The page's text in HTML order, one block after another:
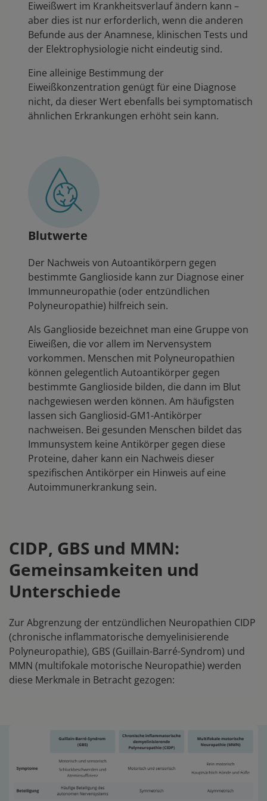
Eiweißwert im Krankheitsverlauf ändern kann –
aber dies ist nur erforderlich, wenn die anderen
Befunde aus der Anamnese, klinischen Tests und
der Elektrophysiologie nicht eindeutig sind.
Eine alleinige Bestimmung der
Eiweißkonzentration genügt für eine Diagnose
nicht, da dieser Wert ebenfalls bei symptomatisch
ähnlichen Erkrankungen erhöht sein kann.
Blutwerte
Der Nachweis von Autoantikörpern gegen
bestimmte Ganglioside kann zur Diagnose einer
Immunneuropathie (oder entzündlichen
Polyneuropathie) hilfreich sein.
Als Ganglioside bezeichnet man eine Gruppe von
Eiweißen, die vor allem im Nervensystem
vorkommen. Menschen mit Polyneuropathien
können gelegentlich Autoantikörper gegen
bestimmte Ganglioside bilden, die dann im Blut
nachgewiesen werden können. Am häufigsten
lassen sich Gangliosid-GM1-Antikörper
nachweisen. Bei gesunden Menschen bildet das
Immunsystem keine Antikörper gegen diese
Proteine, daher kann ein Nachweis dieser
spezifischen Antikörper ein Hinweis auf eine
Autoimmunerkrankung sein.
CIDP, GBS und MMN:
Gemeinsamkeiten und
Unterschiede
Zur Abgrenzung der entzündlichen Neuropathien CIDP
(chronische inflammatorische demyelinisierende
Polyneuropathie), GBS (Guillain-Barré-Syndrom) und
MMN (multifokale motorische Neuropathie) werden
diese Merkmale in Betracht gezogen: